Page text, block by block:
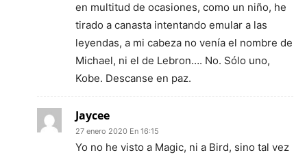
en multitud de ocasiones, como un niño, he
tirado a canasta intentando emular a las
leyendas, a mi cabeza no venía el nombre de
Michael, ni el de Lebron…. No. Sólo uno,
Kobe. Descanse en paz.
Jaycee
27 enero 2020 En 16:15
Yo no he visto a Magic, ni a Bird, sino tal vez